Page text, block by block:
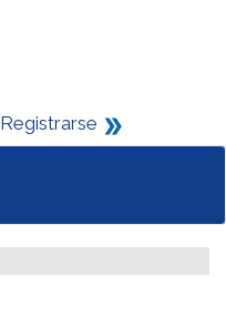
Registrarse